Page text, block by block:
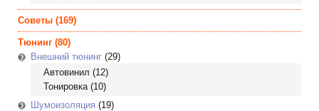
Советы (169)
Тюнинг (80)
Внешний тюнинг (29)
Автовинил (12)
Тонировка(10)
Шумоизоляция (19)